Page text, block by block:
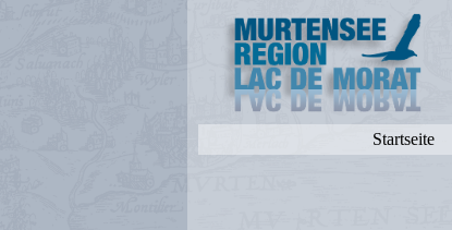
Startseite